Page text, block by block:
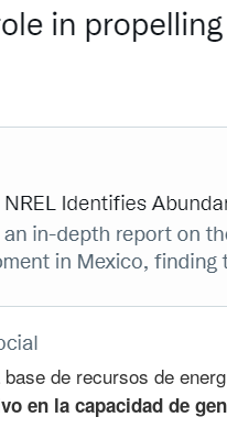
de recursos de
en la capacidad de